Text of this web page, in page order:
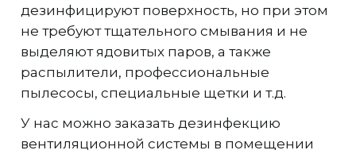
дезинфицируют поверхность, но при этом
не требуют тщательного смывания и не
выделяют ядовитых паров, а также
распылители, профессиональные
пылесосы, специальные щетки и т.д.
У нас можно заказать дезинфекцию
вентиляционной системы в помещении